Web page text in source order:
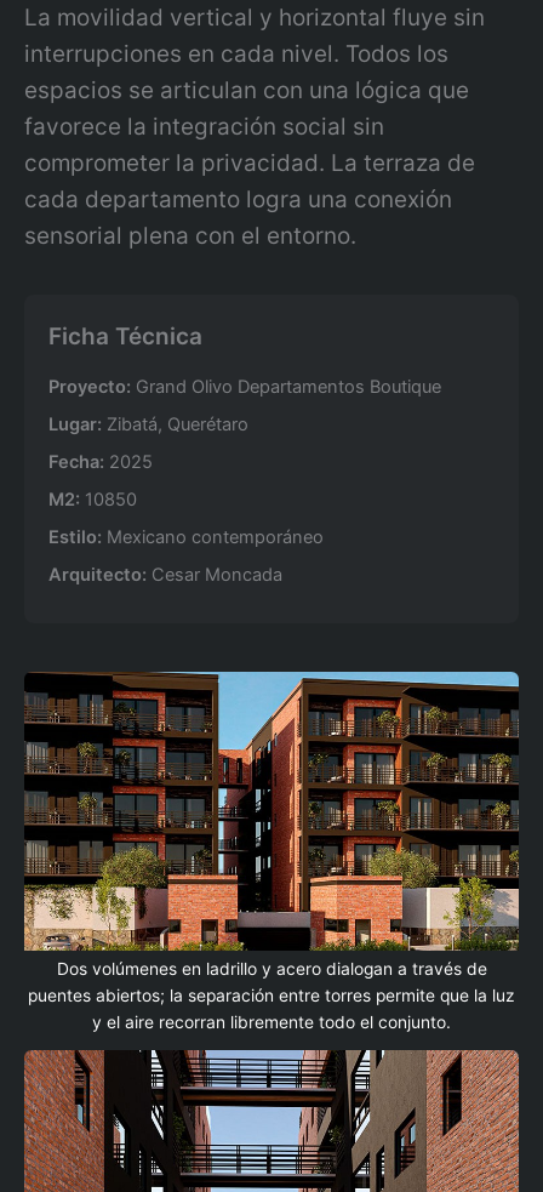
La movilidad vertical y horizontal fluye sin
interrupciones en cada nivel. Todos los
espacios se articulan con una lógica que
favorece la integración social sin
comprometer la privacidad. La terraza de
cada departamento logra una conexión
sensorial plena con el entorno.
Ficha Técnica
Proyecto: Grand Olivo Departamentos Boutique
Lugar: Zibatá, Querétaro
Fecha: 2025
M2: 10850
Estilo: Mexicano contemporáneo
Arquitecto: Cesar Moncada
Dos volúmenes en ladrillo y acero dialogan a través de
puentes abiertos; la separación entre torres permite que la luz
y el aire recorran libremente todo el conjunto.